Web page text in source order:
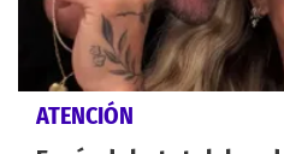
ATENCIÓN